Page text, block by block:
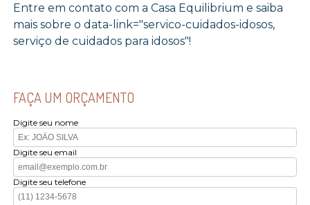
Entre em contato com a Casa Equilibrium e saiba
mais sobre o data-link="servico-cuidados-idosos,
serviço de cuidados para idosos"!
FAÇA UM ORÇAMENTO
Digite seu nome
Digite seu email
Digite seu telefone